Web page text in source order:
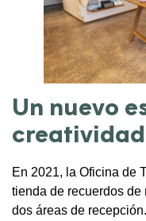
Un nuevo
En 2021, la Oficina de
tienda de recuerdos
dos áreas de